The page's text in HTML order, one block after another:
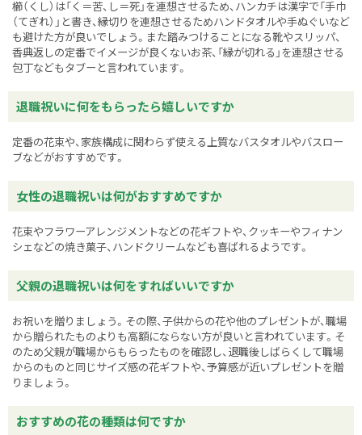
櫛（くし）は「く＝苦、し＝死」を連想させるため、ハンカチは漢字で「手巾
（てぎれ）」と書き、縁切りを連想させるためハンドタオルや手ぬぐいなど
も避けた方が良いでしょう。また踏みつけることになる靴やスリッパ、
香典返しの定番でイメージが良くないお茶、「縁が切れる」を連想させる
包丁などもタブーと言われています。
退職祝いに何をもらったら嬉しいですか
定番の花束や、家族構成に関わらず使える上質なバスタオルやバスロー
ブなどがおすすめです。
女性の退職祝いは何がおすすめですか
花束やフラワーアレンジメントなどの花ギフトや、クッキーやフィナン
シェなどの焼き菓子、ハンドクリームなども喜ばれるようです。
父親の退職祝いは何をすればいいですか
お祝いを贈りましょう。その際、子供からの花や他のプレゼントが、職場
から贈られたものよりも高額にならない方が良いと言われています。そ
のため父親が職場からもらったものを確認し、退職後しばらくして職場
からのものと同じサイズ感の花ギフトや、予算感が近いプレゼントを贈
りましょう。
おすすめの花の種類は何ですか